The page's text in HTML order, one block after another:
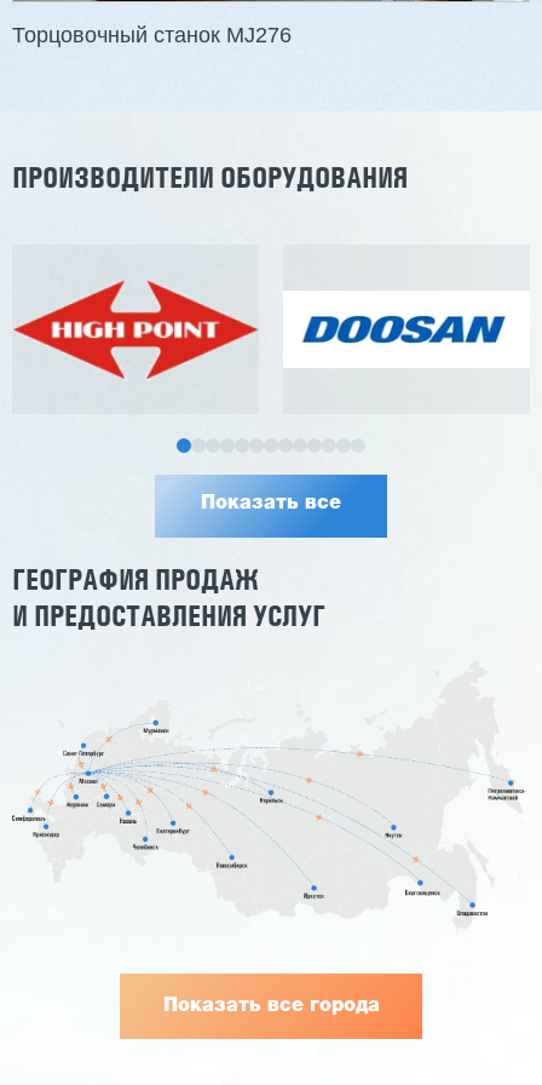
Обрабатывающие центры Nesting с ЧПУ
ПРОИЗВОДИТЕЛИ ОБОРУДОВАНИЯ
Показать все
ГЕОГРАФИЯ ПРОДАЖ
И ПРЕДОСТАВЛЕНИЯ УСЛУГ
Показать все города